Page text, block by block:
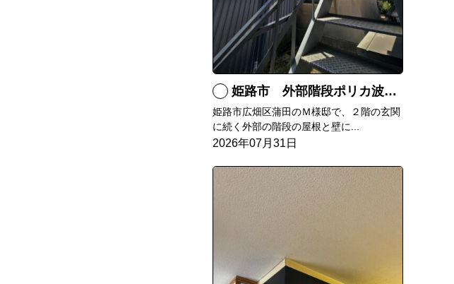
姫路市 外部階段ポリカ波板張替工事
姫路市広畑区蒲田のＭ様邸で、２階の玄関
に続く外部の階段の屋根と壁に...
2026年07月31日